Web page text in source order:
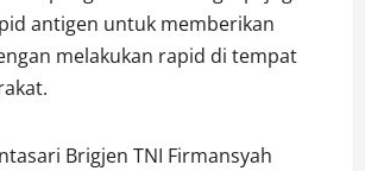
antigen untuk memberikan
melakukan rapid di tempat
Brigjen TNI Firmansyah